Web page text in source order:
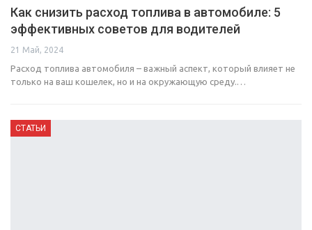
Как снизить расход топлива в автомобиле: 5
эффективных советов для водителей
21 Май, 2024
Расход топлива автомобиля – важный аспект, который влияет не
только на ваш кошелек, но и на окружающую среду.…
СТАТЬИ